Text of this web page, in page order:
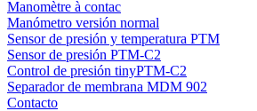
Manomètre à contac
Manómetro versión normal
Sensor de presión y temperatura PTM
Sensor de presión PTM-C2
Control de presión tinyPTM-C2
Separador de membrana MDM 902
Contacto